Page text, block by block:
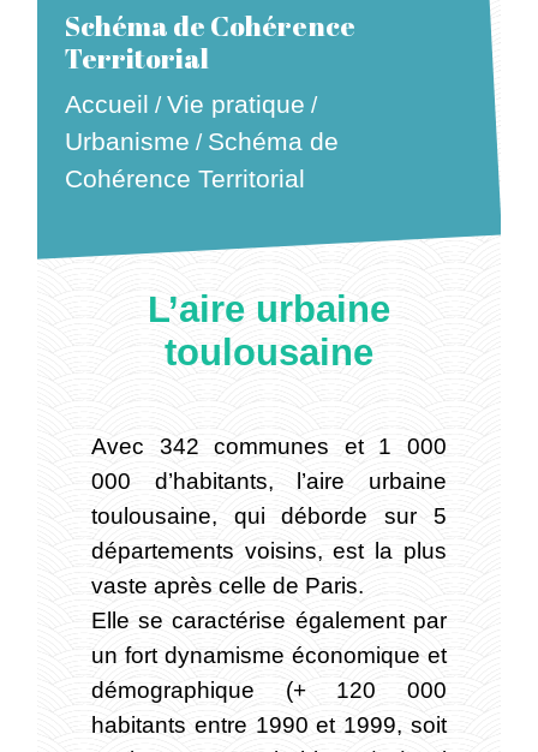
Schéma de Cohérence
Territorial
Accueil /Vie pratique /
Urbanisme / Schéma de
Cohérence Territorial
L’aire urbaine
toulousaine
Avec 342 communes et 1 000
000 d’habitants, l’aire urbaine
toulousaine, qui déborde sur 5
départements voisins, est la plus
vaste après celle de Paris.
Elle se caractérise également par
un fort dynamisme économique et
démographique (+ 120 000
habitants entre 1990 et 1999, soit